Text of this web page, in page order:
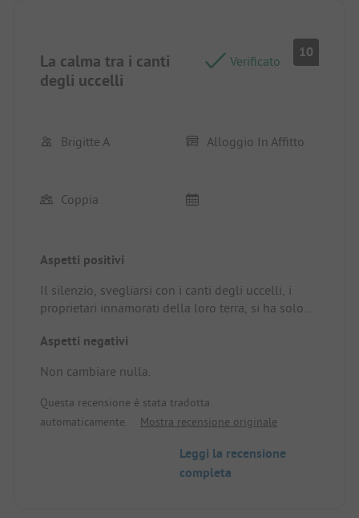
La calma tra i canti
degli uccelli
Verificato
10
Brigitte A Alloggio In Affitto
Coppia
Aspetti positivi
Il silenzio, svegliarsi con i canti degli uccelli, i
proprietari innamorati della loro terra, si ha solo
loro. Inoltre, i cani sono i benvenuti. Torneremo
Aspetti negativi
Non cambiare nulla.
Questa recensione è stata tradotta
automaticamente.
Mostra recensione originale
Leggi la recensione
completa